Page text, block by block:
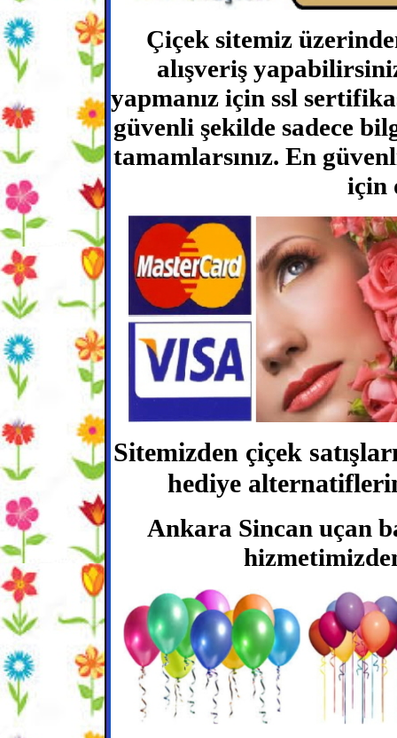
Çiçek sitemiz
alışveriş
yapmanız için ssl
güvenli şekilde sadece
tamamlarsınız. En
için
Sitemizden çiçek
hediye
Ankara Sincan uçan